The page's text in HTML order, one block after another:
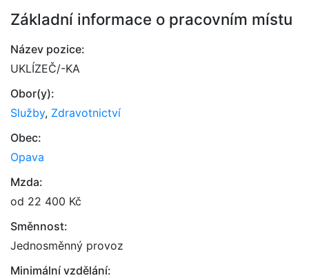
Základní informace o pracovním místu
Název pozice:
UKLÍZEČ/-KA
Obor(y):
Služby, Zdravotnictví
Obec:
Opava
Mzda:
od 22 400 Kč
Směnnost:
Jednosměnný provoz
Minimální vzdělání: